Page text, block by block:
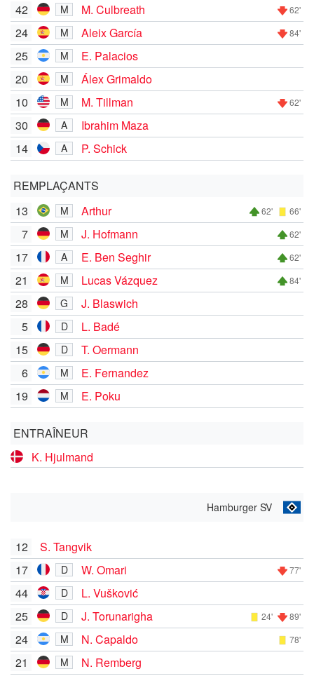
42
M M. Culbreath 62'
24 M Aleix García 84'
25 M
E. Palacios
20
M
Álex Grimaldo
10
M M. Tillman 62'
30 A
Ibrahim Maza
14
A P. Schick
REMPLAÇANTS
13
M Arthur 62' 66'
7 M J. Hofmann 62'
17 A E. Ben Seghir 62'
21 M Lucas Vázquez 84'
28 G
J. Blaswich
5
D
L. Badé
15
D
T. Oermann
6
M
E. Fernandez
19
M E. Poku
ENTRAÎNEUR
K. Hjulmand
Hamburger SV
12
S. Tangvik
17
D W. Omari 77'
44 D
L. Vušković
25
D J. Torunarigha 24' 89'
24 M N. Capaldo 78'
21 M N. Remberg